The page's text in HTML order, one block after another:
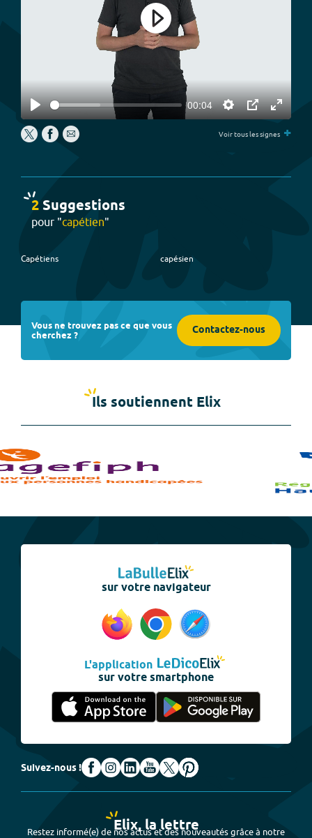
Play
00:04
Settings
PIP
Enter
Play
Voir tous les signes +
2Suggestions
pour "capétien"
Capétiens capésien
Vous ne trouvez pas ce que vous
cherchez ? Contactez-nous
Ils soutiennent Elix
sur votre navigateur
L'application
sur votre smartphone
Suivez-nous !
Elix, la lettre
Restez informé(e) de nos actus et des nouveautés grâce à notre